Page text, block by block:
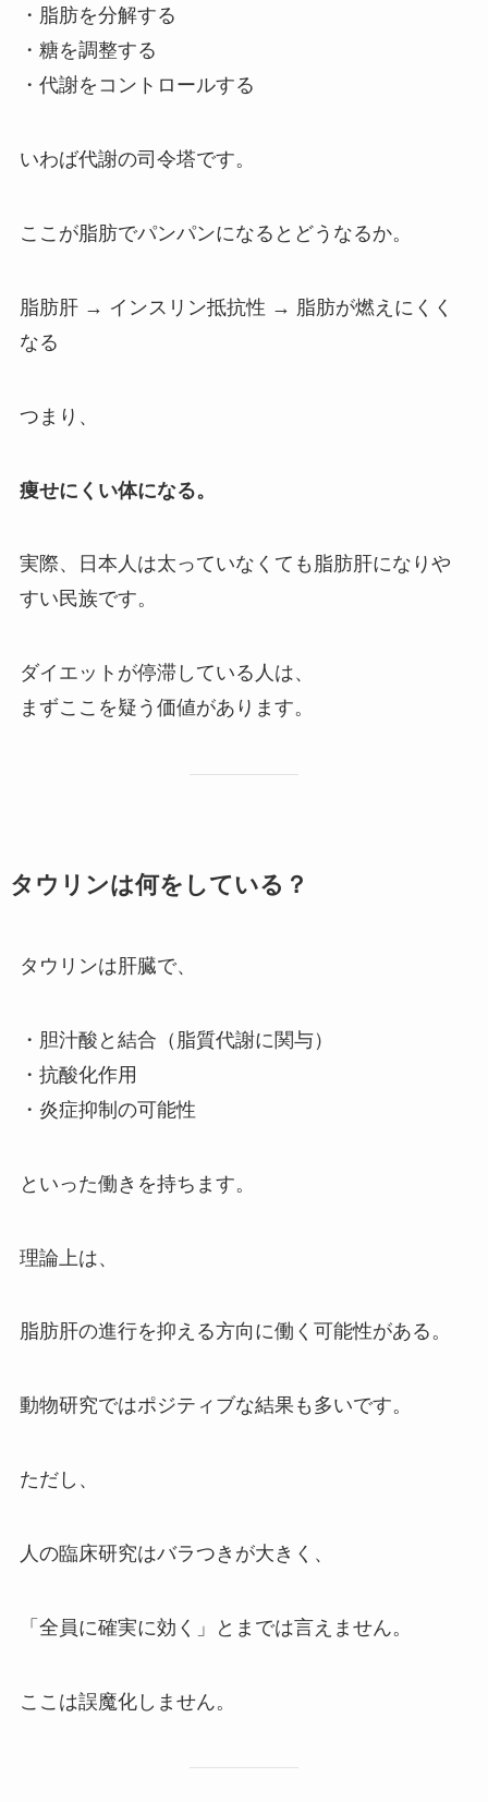
・脂肪を分解する
・糖を調整する
・代謝をコントロールする
いわば代謝の司令塔です。
ここが脂肪でパンパンになるとどうなるか。
脂肪肝 → インスリン抵抗性 → 脂肪が燃えにくく
なる
つまり、
痩せにくい体になる。
実際、日本人は太っていなくても脂肪肝になりや
すい民族です。
ダイエットが停滞している人は、
まずここを疑う価値があります。
タウリンは何をしている？
タウリンは肝臓で、
・胆汁酸と結合（脂質代謝に関与）
・抗酸化作用
・炎症抑制の可能性
といった働きを持ちます。
理論上は、
脂肪肝の進行を抑える方向に働く可能性がある。
動物研究ではポジティブな結果も多いです。
ただし、
人の臨床研究はバラつきが大きく、
「全員に確実に効く」とまでは言えません。
ここは誤魔化しません。